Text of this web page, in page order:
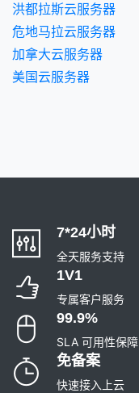
洪都拉斯云服务器
危地马拉云服务器
加拿大云服务器
美国云服务器
7*24小时
全天服务支持
1V1
专属客户服务
99.9%
SLA 可用性保障
免备案
快速接入上云